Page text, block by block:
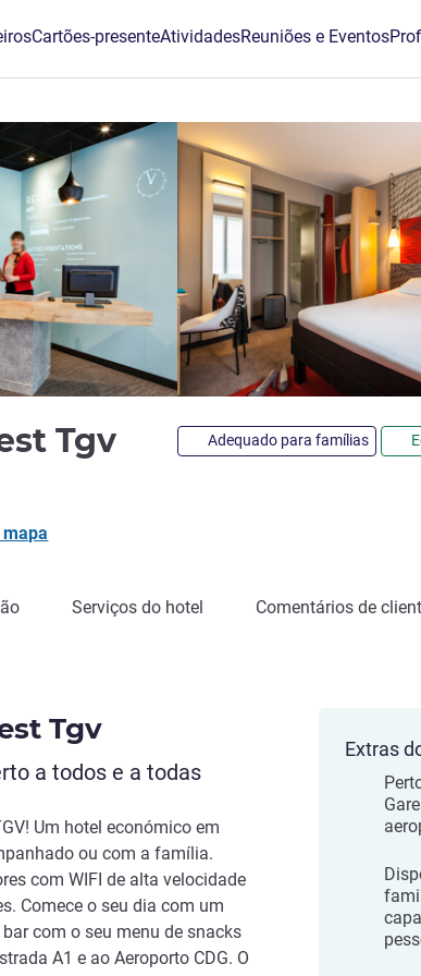
Cartões-presenteAtividadesReuniões e Eventos
Tgv 3 estrelas
Adequado para famílias
Serviços do hotel Comentários de
Tgv
a todos e a todas
Um hotel económico em
ou com a família.
com WIFI de alta velocidade
Comece o seu dia com um
com o seu menu de snacks
A1 e ao Aeroporto CDG. O
Extras